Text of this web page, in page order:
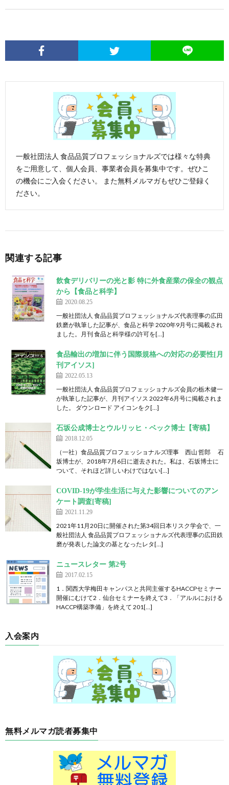
一般社団法人 食品品質プロフェッショナルズでは様々な特典
をご用意して、個人会員、事業者会員を募集中です。ぜひこ
の機会にご入会ください。 また無料メルマガもぜひご登録く
ださい。
関連する記事
飲食デリバリーの光と影 特に外食産業の保全の観点
から【食品と科学】
2020.08.25
一般社団法人 食品品質プロフェッショナルズ代表理事の広田
鉄磨が執筆した記事が、食品と科学 2020年9月号に掲載され
ました。月刊 食品と科学様の許可を[…]
食品輸出の増加に伴う国際規格への対応の必要性[月
刊アイソス]
2022.05.13
一般社団法人 食品品質プロフェッショナルズ会員の栃木健一
が執筆した記事が、月刊アイソス 2022年6月号に掲載されま
した。 ダウンロード アイコンをク[…]
石坂公成博士とウルリッヒ・ベック博士【寄稿】
2018.12.05
（一社）食品品質プロフェッショナルズ理事 西山 哲郎 石
坂博士が、2018年7月6日に逝去された。私は、石坂博士に
ついて、それほど詳しいわけではない[…]
COVID-19が学生生活に与えた影響についてのアン
ケート調査[寄稿]
2021.11.29
2021年11月20日に開催された第34回日本リスク学会で、一
般社団法人 食品品質プロフェッショナルズ代表理事の広田鉄
磨が発表した論文の基となったレタ[…]
ニュースレター 第2号
2017.02.15
1．関西大学梅田キャンパスと共同主催するHACCPセミナー
開催にむけて2．仙台セミナーを終えて3．「アルルにおける
HACCP構築準備」を終えて 201[…]
入会案内
無料メルマガ読者募集中